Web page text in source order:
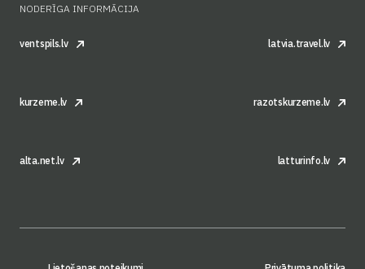
NODERĪGA INFORMĀCIJA
ventspils.lv latvia.travel.lv
kurzeme.lv razotskurzeme.lv
alta.net.lv latturinfo.lv